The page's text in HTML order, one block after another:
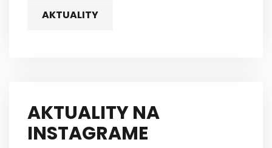
AKTUALITY
AKTUALITY NA
INSTAGRAME